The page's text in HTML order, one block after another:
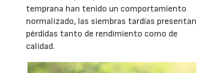
temprana han tenido un comportamiento
normalizado, las siembras tardías presentan
pérdidas tanto de rendimiento como de
calidad.